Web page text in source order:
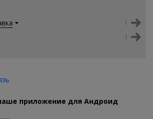
приложение для Андроид